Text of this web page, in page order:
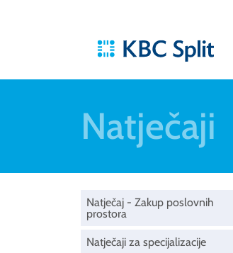
Natječaji
Natječaj - Zakup poslovnih
prostora
Natječaji za specijalizacije